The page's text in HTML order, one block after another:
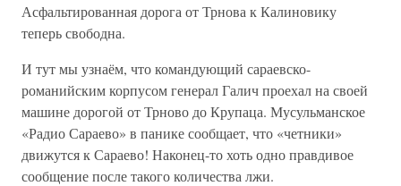
Асфальтированная дорога от Трнова к Калиновику
теперь свободна.
И тут мы узнаём, что командующий сараевско-
романийским корпусом генерал Галич проехал на своей
машине дорогой от Трново до Крупаца. Мусульманское
«Радио Сараево» в панике сообщает, что «четники»
движутся к Сараево! Наконец-то хоть одно правдивое
сообщение после такого количества лжи.